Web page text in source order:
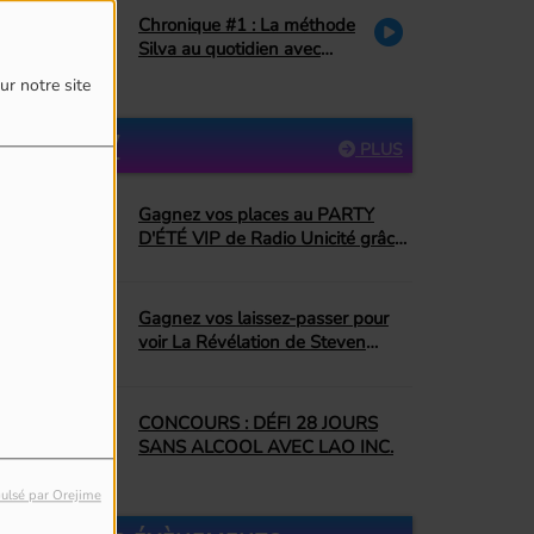
notre site
par Orejime
Chronique #1 : La méthode
Silva au quotidien avec
PLUS
Gagnez vos places au PARTY
D'ÉTÉ VIP de Radio Unicité grâce
Gagnez vos laissez-passer pour
voir La Révélation de Steven
CONCOURS : DÉFI 28 JOURS
SANS ALCOOL AVEC LAO INC.